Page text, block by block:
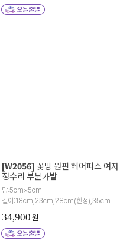
[W2056] 꽃망 원핀 헤어피스 여자
정수리 부분가발
망:5cm×5cm
길이:18cm,23cm,28cm(한정),35cm
34,900원